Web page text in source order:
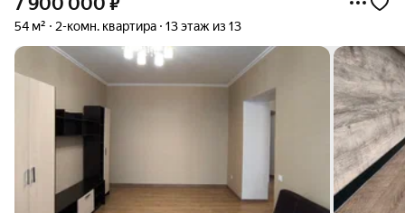
54 м² 2-комн. квартира 13 этаж из 13